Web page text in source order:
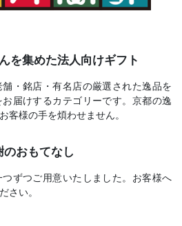
を集めた法人向けギフト
舗・銘店・有名店の厳選された逸品を
届けするカテゴリーです。京都の逸
客様の手を煩わせません。
のおもてなし
ずつご用意いたしました。お客様へ
さい。